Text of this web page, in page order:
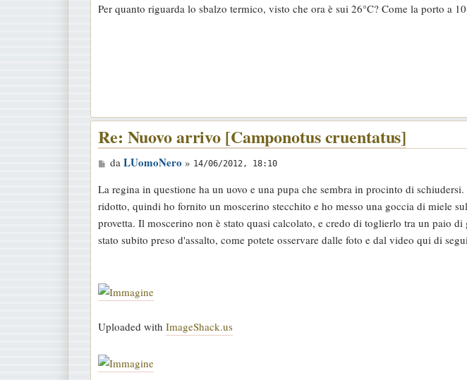
s
o
Per quanto riguarda lo sbalzo termico, visto che ora è sui 26°C? Come la porto a
Re: Nuovo arrivo [Camponotus cruentatus]
M
s
s
a
g
o
da LUomoNero » 14/06/2012, 18:10
La regina in questione ha un uovo e una pupa che sembra in procinto di
ridotto, quindi ho fornito un moscerino stecchito e ho messo una goccia di miele
provetta. Il moscerino non è stato quasi calcolato, e credo di toglierlo tra un paio
stato subito preso d'assalto, come potete osservare dalle foto e dal video qui di
Uploaded with ImageShack.us